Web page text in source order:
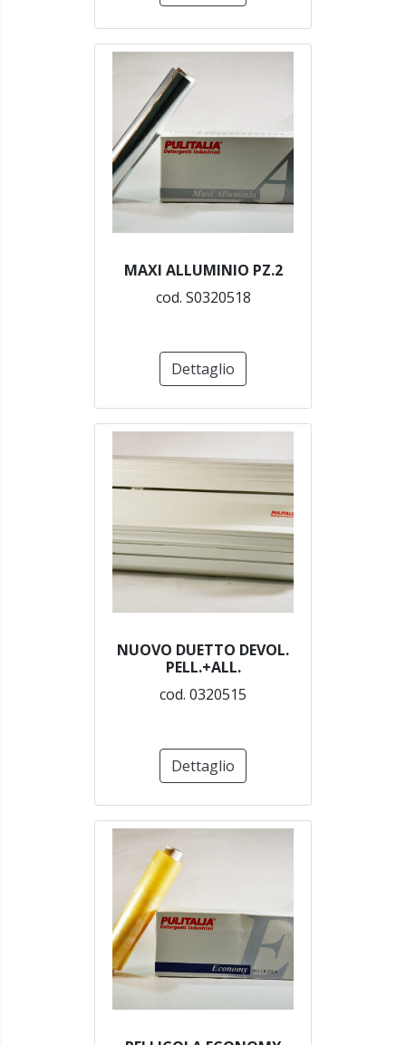
MAXI ALLUMINIO PZ.2
cod. S0320518
Dettaglio
NUOVO DUETTO DEVOL.
PELL.+ALL.
cod. 0320515
Dettaglio